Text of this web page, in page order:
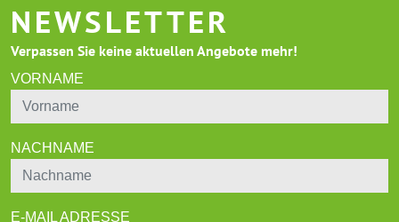
NEWSLETTER
Verpassen Sie keine aktuellen Angebote mehr!
VORNAME
NACHNAME
E-MAIL ADRESSE